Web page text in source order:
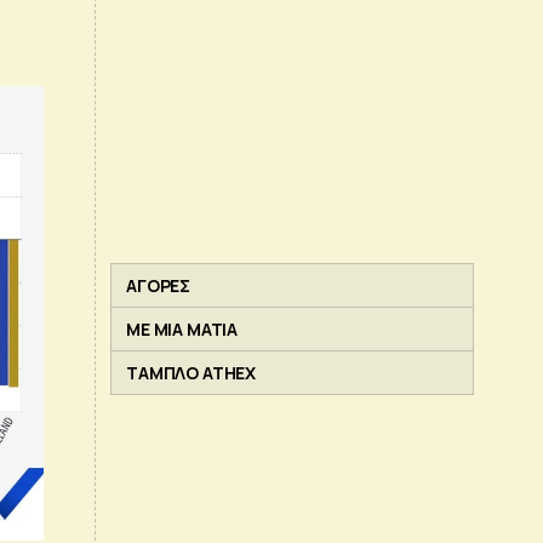
ΑΓΟΡΕΣ
ΜΕ ΜΙΑ ΜΑΤΙΑ
ΤΑΜΠΛΟ ATHEX